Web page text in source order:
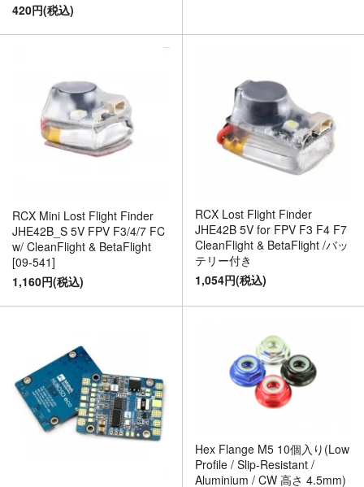
420円(税込)
RCX Mini Lost Flight Finder
JHE42B_S 5V FPV F3/4/7 FC
w/ CleanFlight & BetaFlight
[09-541]
1,160円(税込)
RCX Lost Flight Finder
JHE42B 5V for FPV F3 F4 F7
CleanFlight & BetaFlight /バッ
テリー付き
1,054円(税込)
Hex Flange M5 10個入り(Low
Profile / Slip-Resistant /
Aluminium / CW 高さ 4.5mm)